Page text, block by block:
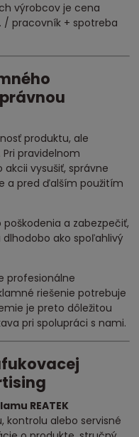
výrobcov je cena
/ pracovník + spotreba
produktu, ale
pravidelnom
vysušiť, správne
a pred ďalším použitím
a zabezpečiť,
dlhodobo ako spoľahlivý
profesionálne
riešenie potrebuje
je preto dôležitou
pri spolupráci s nami.
REATEK
kontrolu alebo servisné